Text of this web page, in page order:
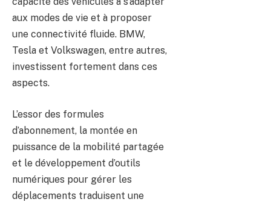
aux modes de vie et à proposer
une connectivité fluide. BMW,
Tesla et Volkswagen, entre autres,
investissent fortement dans ces
aspects.
L’essor des formules
d’abonnement, la montée en
puissance de la mobilité partagée
et le développement d’outils
numériques pour gérer les
déplacements traduisent une